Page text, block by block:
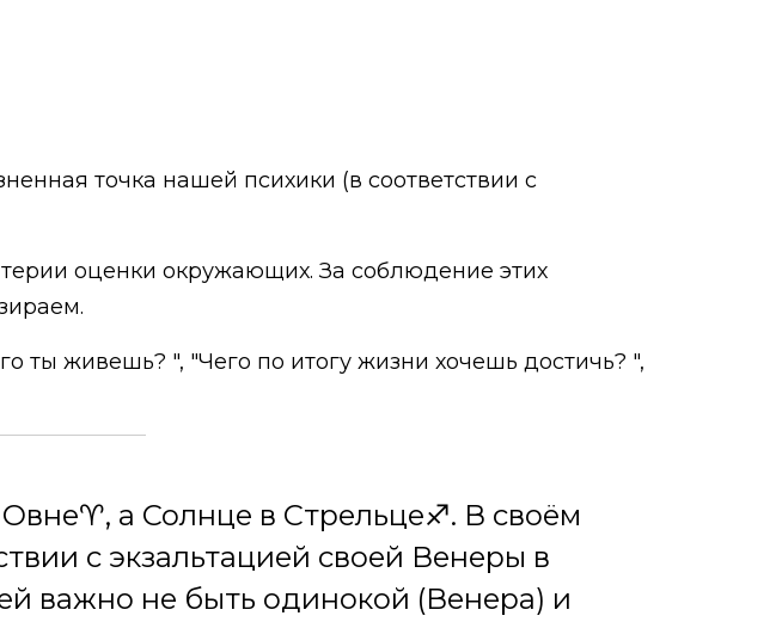
точка нашей психики (в соответствии с
оценки окружающих. За соблюдение этих
ты живешь? ", "Чего по итогу жизни хочешь достичь? ",
а Солнце в Стрельце♐️. В своём
с экзальтацией своей Венеры в
важно не быть одинокой (Венера) и